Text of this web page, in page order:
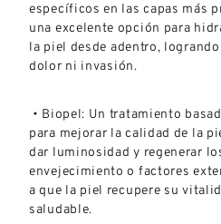
específicos en las capas más
una excelente opción para
la piel desde adentro,
dolor ni invasión.
• Biopel: Un tratamiento
para mejorar la calidad de la
dar luminosidad y regenerar
envejecimiento o factores
a que la piel recupere su
saludable.